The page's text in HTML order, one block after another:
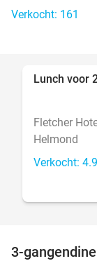
Verkocht: 161
Lunch voor
Fletcher
Helmond
Verkocht:
3-